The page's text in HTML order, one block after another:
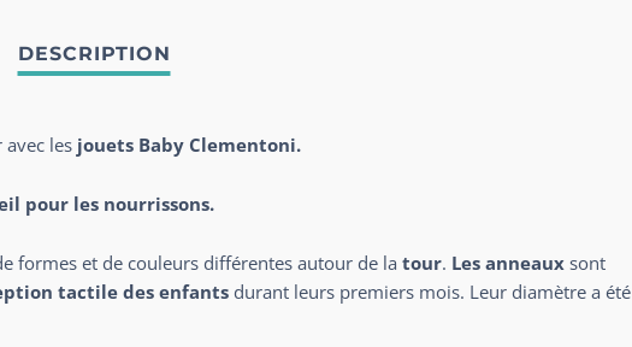
les jouets Baby Clementoni.
pour les nourrissons.
formes et de couleurs différentes autour de la tour. Les anneaux sont
tactile des enfantsdurant leurs premiers mois. Leur diamètre a été